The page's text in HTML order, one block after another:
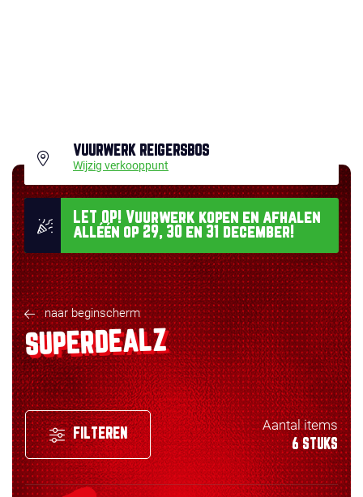
VUURWERK REIGERSBOS
Wijzig verkooppunt
LET OP! Vuurwerk kopen en afhalen
alléén op 29, 30 en 31 december!
naar beginscherm
SUPERDEALZ
FILTEREN
Aantal items
6 STUKS